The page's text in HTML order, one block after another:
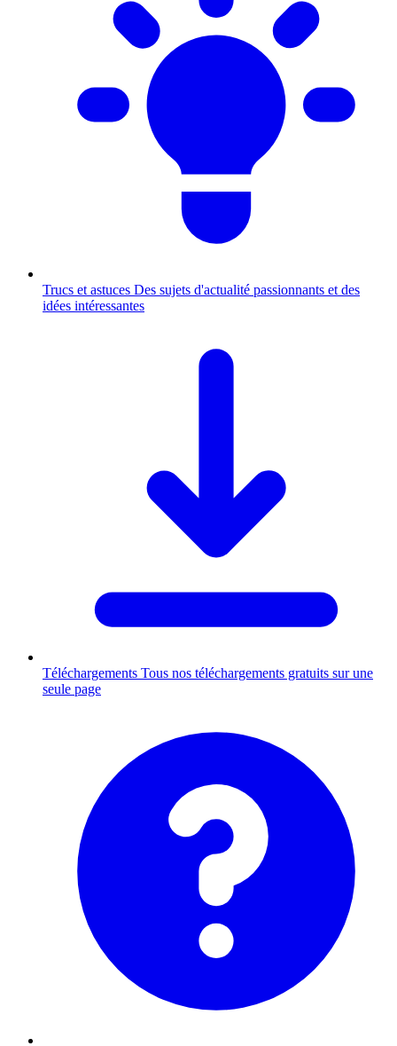
Trucs et astuces Des sujets d'actualité passionnants et des
idées intéressantes
Téléchargements Tous nos téléchargements gratuits sur une
seule page